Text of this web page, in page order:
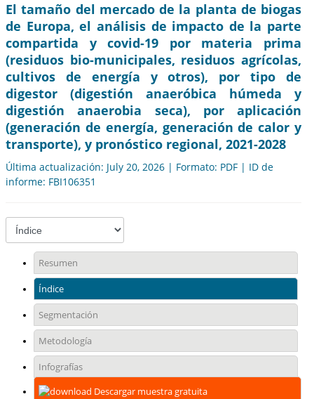
El tamaño del mercado de la planta de biogas
de Europa, el análisis de impacto de la parte
compartida y covid-19 por materia prima
(residuos bio-municipales, residuos agrícolas,
cultivos de energía y otros), por tipo de
digestor (digestión anaeróbica húmeda y
digestión anaerobia seca), por aplicación
(generación de energía, generación de calor y
transporte), y pronóstico regional, 2021-2028
Última actualización: July 20, 2026 | Formato: PDF | ID de
informe: FBI106351
Resumen
Índice
Segmentación
Metodología
Infografías
Descargar muestra gratuita